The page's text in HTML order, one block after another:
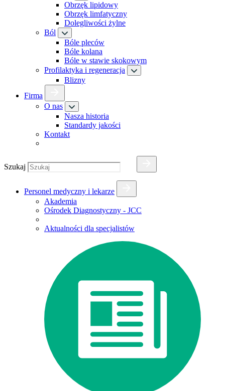
Obrzęk lipidowy
Obrzęk limfatyczny
Dolegliwości żylne
Ból
Bóle pleców
Bóle kolana
Bóle w stawie skokowym
Profilaktyka i regeneracja
Blizny
Firma
O nas
Nasza historia
Standardy jakości
Kontakt
Szukaj
Personel medyczny i lekarze
Akademia
Ośrodek Diagnostyczny - JCC
Aktualności dla specjalistów